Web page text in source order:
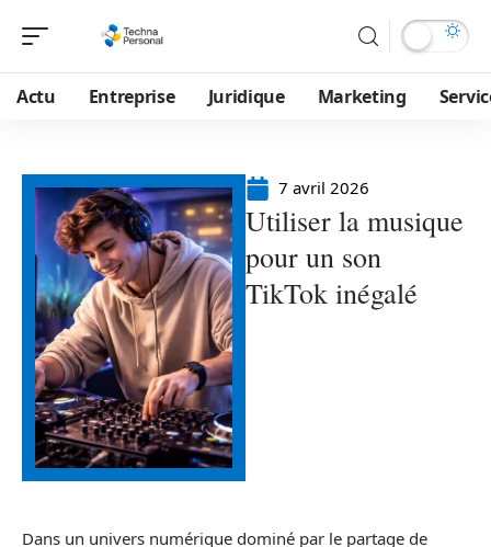
Actu Entreprise Juridique Marketing
7 avril 2026
Utiliser la musique
pour un son
TikTok inégalé
Dans un univers numérique dominé par le partage de